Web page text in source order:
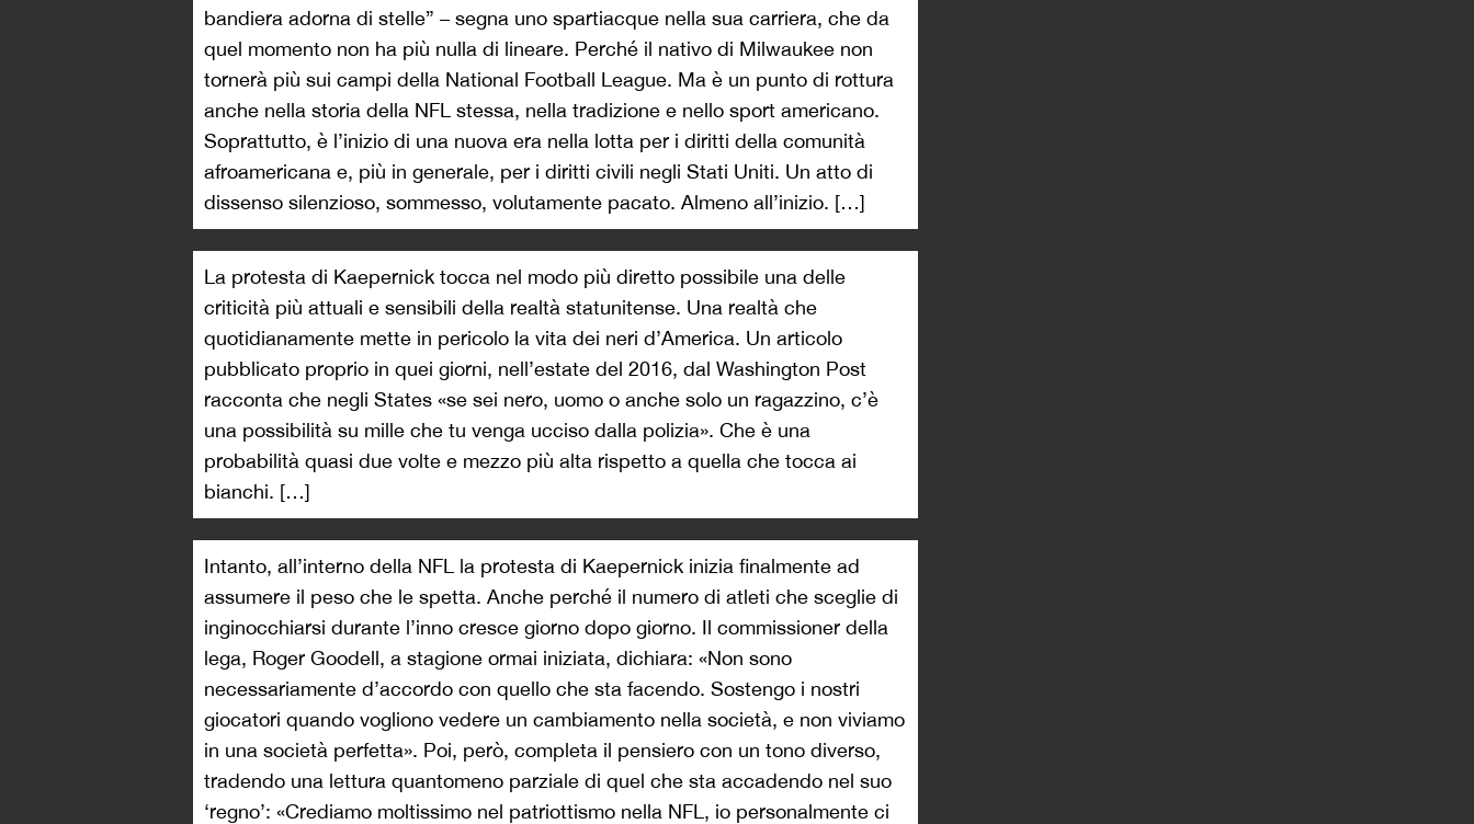
bandiera adorna di stelle” – segna uno spartiacque nella sua carriera, che da
quel momento non ha più nulla di lineare. Perché il nativo di Milwaukee non
tornerà più sui campi della National Football League. Ma è un punto di rottura
anche nella storia della NFL stessa, nella tradizione e nello sport americano.
Soprattutto, è l’inizio di una nuova era nella lotta per i diritti della comunità
afroamericana e, più in generale, per i diritti civili negli Stati Uniti. Un atto di
dissenso silenzioso, sommesso, volutamente pacato. Almeno all’inizio. […]
La protesta di Kaepernick tocca nel modo più diretto possibile una delle
criticità più attuali e sensibili della realtà statunitense. Una realtà che
quotidianamente mette in pericolo la vita dei neri d’America. Un articolo
pubblicato proprio in quei giorni, nell’estate del 2016, dal Washington Post
racconta che negli States «se sei nero, uomo o anche solo un ragazzino, c’è
una possibilità su mille che tu venga ucciso dalla polizia». Che è una
probabilità quasi due volte e mezzo più alta rispetto a quella che tocca ai
bianchi. […]
Intanto, all’interno della NFL la protesta di Kaepernick inizia finalmente ad
assumere il peso che le spetta. Anche perché il numero di atleti che sceglie di
inginocchiarsi durante l’inno cresce giorno dopo giorno. Il commissioner della
lega, Roger Goodell, a stagione ormai iniziata, dichiara: «Non sono
necessariamente d’accordo con quello che sta facendo. Sostengo i nostri
giocatori quando vogliono vedere un cambiamento nella società, e non viviamo
in una società perfetta». Poi, però, completa il pensiero con un tono diverso,
tradendo una lettura quantomeno parziale di quel che sta accadendo nel suo
‘regno’: «Crediamo moltissimo nel patriottismo nella NFL, io personalmente ci